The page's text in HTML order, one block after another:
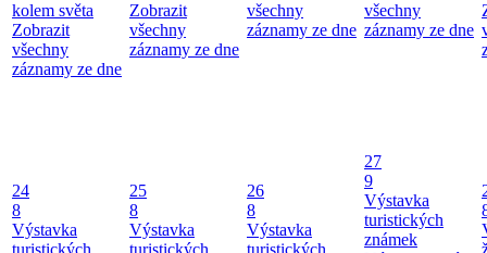
kolem světa
Zobrazit
všechny
záznamy ze dne
Zobrazit
všechny
záznamy ze dne
všechny
záznamy ze dne
všechny
záznamy ze dne
24
8
Výstavka
turistických
25
8
Výstavka
turistických
26
8
Výstavka
turistických
27
9
Výstavka
turistických
známek